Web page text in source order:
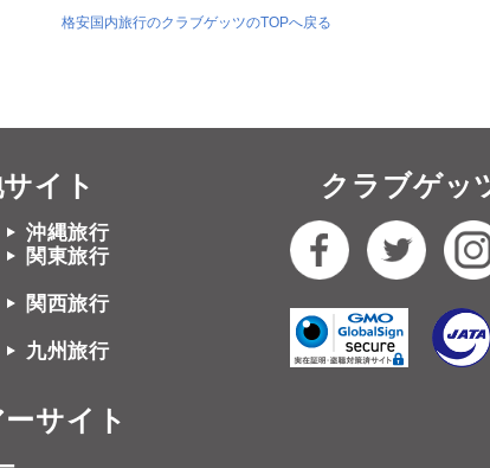
格安国内旅行のクラブゲッツのTOPへ戻る
イト
沖縄旅行
関東旅行
関西旅行
九州旅行
サイト
クラブゲッ